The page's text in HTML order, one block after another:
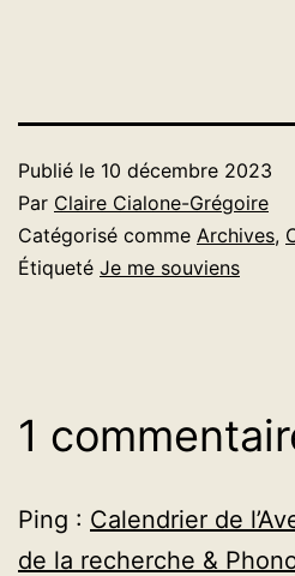
Publié le 10 décembre 2023
Par Claire Cialone-Grégoire
Catégorisé comme Archives,
Étiqueté Je me souviens
1
Ping : Calendrier de
de la recherche &